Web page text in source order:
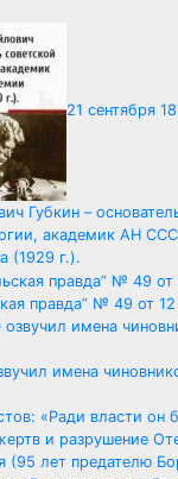
21 сентября
Губкин –
академик АН
(1929 г.).
правда” № 49 от
имена